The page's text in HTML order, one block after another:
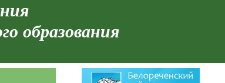
образования